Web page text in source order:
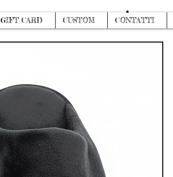
Accedi
GIFT CARD CUSTOM CONTATTI